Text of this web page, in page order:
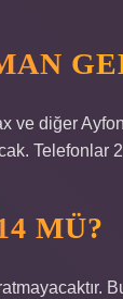
ve diğer
Telefonlar
MÜ?